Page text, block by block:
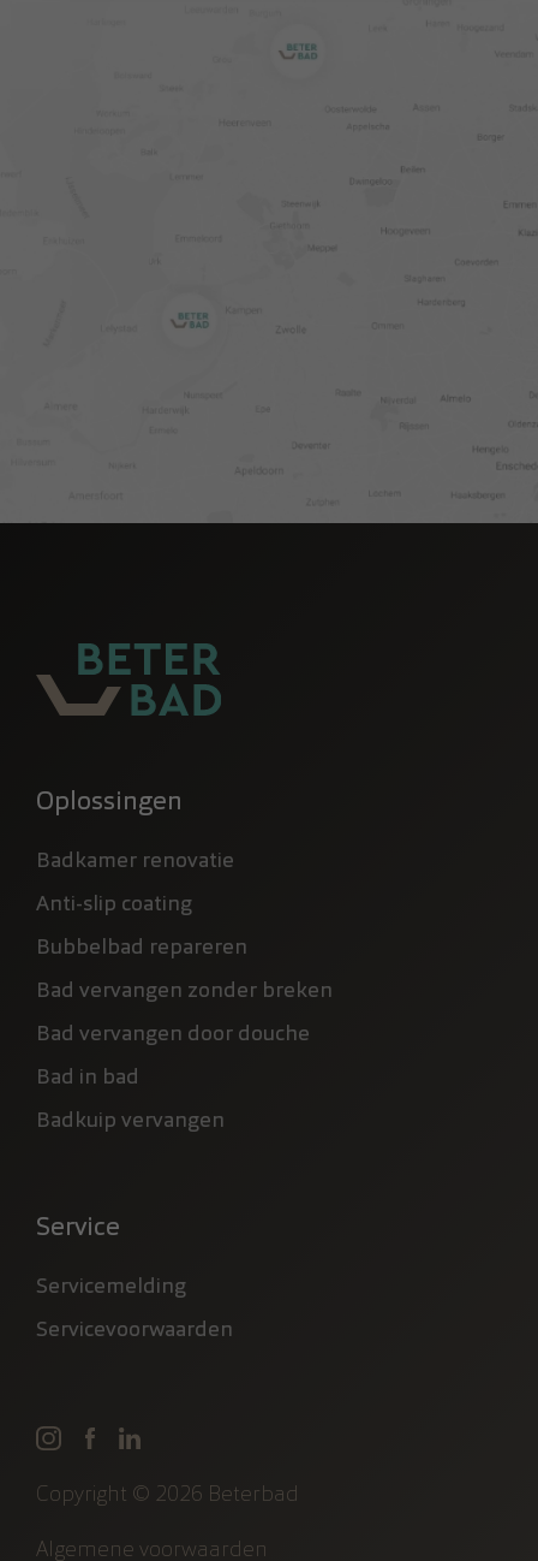
Oplossingen
Badkamer renovatie
Anti-slip coating
Bubbelbad repareren
Bad vervangen zonder breken
Bad vervangen door douche
Bad in bad
Badkuip vervangen
Service
Servicemelding
Servicevoorwaarden
Copyright © 2026 Beterbad
Algemene voorwaarden